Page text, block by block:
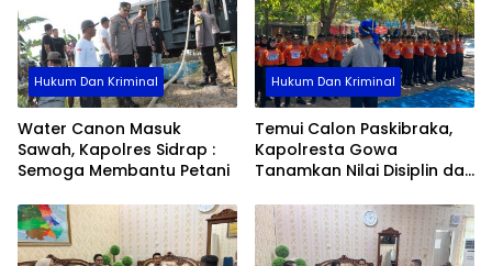
Hukum Dan Kriminal
Water Canon Masuk
Sawah, Kapolres Sidrap :
Semoga Membantu Petani
Hukum Dan Kriminal
Temui Calon Paskibraka,
Kapolresta Gowa
Tanamkan Nilai Disiplin dan